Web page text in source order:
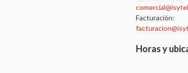
Facturación:
Horas y